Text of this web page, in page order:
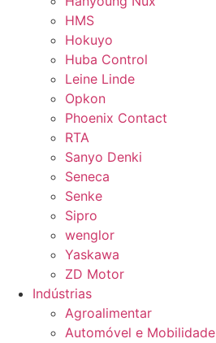
HMS
Hokuyo
Huba Control
Leine Linde
Opkon
Phoenix Contact
RTA
Sanyo Denki
Seneca
Senke
Sipro
wenglor
Yaskawa
ZD Motor
Indústrias
Agroalimentar
Automóvel e Mobilidade